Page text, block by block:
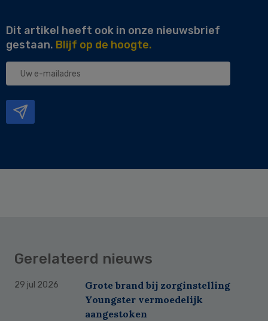
Dit artikel heeft ook in onze nieuwsbrief
gestaan. Blijf op de hoogte.
Uw
Gerelateerd nieuws
29 jul 2026
Grote brand bij zorginstelling
Youngster vermoedelijk
aangestoken